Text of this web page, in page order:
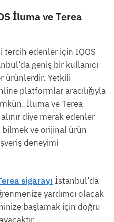
İluma ve Terea
tercih edenler için IQOS
geniş bir kullanıcı
ürünlerdir. Yetkili
platformlar aracılığıyla
İluma ve Terea
diye merak edenler
bilmek ve orijinal ürün
deneyimi
sigarayı İstanbul’da
yardımcı olacak
başlamak için doğru